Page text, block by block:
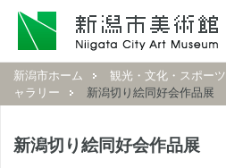
新潟市ホーム 観光・文化・スポーツ
ャラリー
新潟切り絵同好会作品展
新潟切り絵同好会作品展